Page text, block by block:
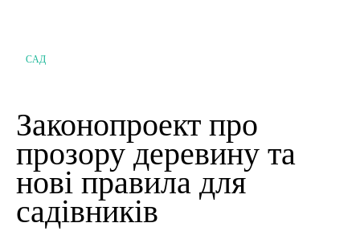
САД
Законопроект про
прозору деревину та
нові правила для
садівників